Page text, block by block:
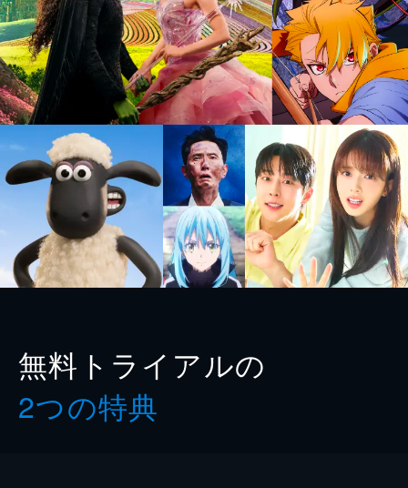
無料トライアルの
2つの特典